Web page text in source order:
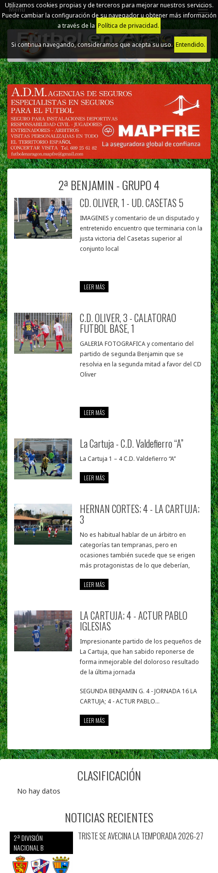
Utilizamos cookies propias y de terceros para mejorar nuestros servicios.
Puede cambiar la configuración de su navegador u obtener más información
a través de la Política de privacidad.
Si continua navegando, consideramos que acepta su uso.Entendido.
Menú
2ª BENJAMIN - GRUPO 4
CD. OLIVER, 1 - UD. CASETAS 5
IMAGENES y comentario de un disputado y
entretenido encuentro que terminaria con la
justa victoria del Casetas superior al
conjunto local
LEER MÁS
C.D. OLIVER, 3 - CALATORAO
FUTBOL BASE, 1
GALERIA FOTOGRAFICA y comentario del
partido de segunda Benjamin que se
resolvia en la segunda mitad a favor del CD
Oliver
LEER MÁS
La Cartuja - C.D. Valdefierro “A”
La Cartuja 1 – 4 C.D. Valdefierro “A”
LEER MÁS
HERNAN CORTES; 4 - LA CARTUJA;
3
No es habitual hablar de un árbitro en
categorías tan tempranas, pero en
ocasiones también sucede que se erigen
más protagonistas de lo que deberían,
LEER MÁS
LA CARTUJA; 4 - ACTUR PABLO
IGLESIAS
Impresionante partido de los pequeños de
La Cartuja, que han sabido reponerse de
forma inmejorable del doloroso resultado
de la última jornada
SEGUNDA BENJAMIN G. 4 - JORNADA 16 LA
CARTUJA; 4 - ACTUR PABLO...
LEER MÁS
CLASIFICACIÓN
No hay datos
NOTICIAS RECIENTES
2ª DIVISIÓN
NACIONAL B
TRISTE SE AVECINA LA TEMPORADA 2026-27